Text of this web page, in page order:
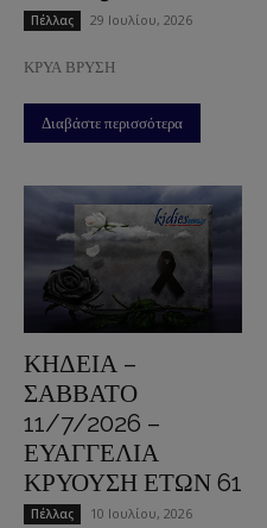
Πέλλας 29 Ιουλίου, 2026
ΚΡΥΑ ΒΡΥΣΗ
Διαβάστε περισσότερα
ΚΗΔΕΙΑ –
ΣΑΒΒΑΤΟ
11/7/2026 –
ΕΥΑΓΓΕΛΙΑ
ΚΡΥΟΥΣΗ ΕΤΩΝ 61
Πέλλας 10 Ιουλίου, 2026